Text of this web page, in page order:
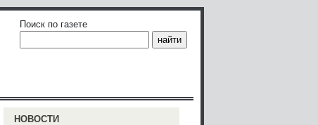
Поиск по газете
НОВОСТИ